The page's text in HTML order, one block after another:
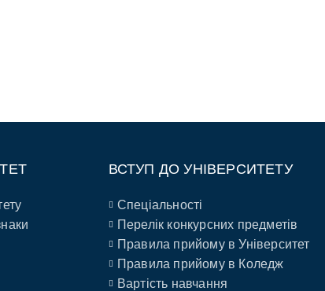
ВСТУП ДО УНІВЕРСИТЕТУ
Спеціальності
Перелік конкурсних предметів
Правила прийому в Університет
Правила прийому в Коледж
Вартість навчання